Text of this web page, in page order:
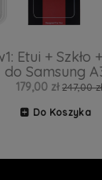
Etui +
do Samsung
179,00 zł 247,00 zł
Do Koszyka